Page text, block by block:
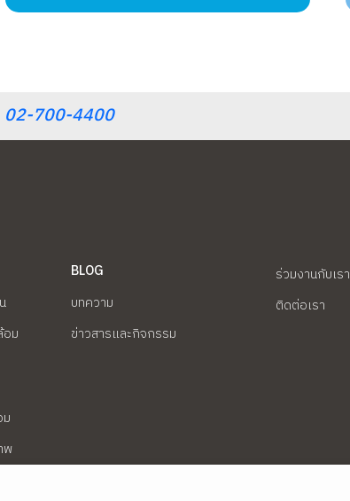
ชมรมสตรีพิการและกลุ่มสตรีผู้ดูแลคนพิการ
ตนเองให้แก่กลุ่มคนพิการและชาวบ้านในพื้นที่ โดย
ได้รับความสนใจจากสมาชิกชมรมคนพิการ และ
สร้างรายได้ ซึ่งนับเป็นอีกหนึ่งก้าวสำคัญของการ
พัฒนาชุมชนเข้มแข็งอย่างยั่งยืน กิจกรรมในครั้งนี้
มุ่งเน้นการส่งเสริมทักษะอาชีพที่สามารถต่อยอด
02-700-4400
ม
พ
BLOG
บทความ
ข่าวสารและกิจกรรม
ร่วมงานกับเรา
ติดต่อเรา